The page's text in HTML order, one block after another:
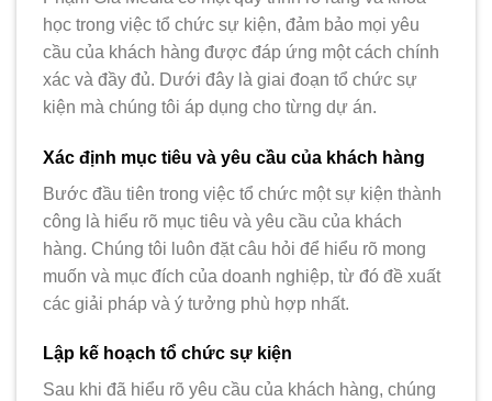
học trong việc tổ chức sự kiện, đảm bảo mọi yêu
cầu của khách hàng được đáp ứng một cách chính
xác và đầy đủ. Dưới đây là giai đoạn tổ chức sự
kiện mà chúng tôi áp dụng cho từng dự án.
Xác định mục tiêu và yêu cầu của khách hàng
Bước đầu tiên trong việc tổ chức một sự kiện thành
công là hiểu rõ mục tiêu và yêu cầu của khách
hàng. Chúng tôi luôn đặt câu hỏi để hiểu rõ mong
muốn và mục đích của doanh nghiệp, từ đó đề xuất
các giải pháp và ý tưởng phù hợp nhất.
Lập kế hoạch tổ chức sự kiện
Sau khi đã hiểu rõ yêu cầu của khách hàng, chúng